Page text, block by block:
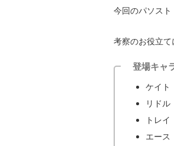
今回のパソスト
考察のお役立て
登場キャ
ケイト
リドル
トレイ
エース